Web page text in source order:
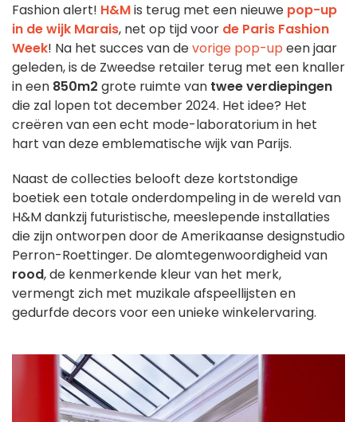
Fashion alert! H&Mis terug met een nieuwe pop-up
in de wijk Marais, net op tijd voor de Paris Fashion
Week! Na het succes van devorige pop-up een jaar
geleden, is de Zweedse retailer terug met een knaller
in een 850m2 grote ruimte van twee verdiepingen
die zal lopen tot december 2024. Het idee? Het
creëren van een echt mode-laboratorium in het
hart van deze emblematische wijk van Parijs.
Naast de collecties belooft deze kortstondige
boetiek een totale onderdompeling in de wereld van
H&M dankzij futuristische, meeslepende installaties
die zijn ontworpen door de Amerikaanse designstudio
Perron-Roettinger. De alomtegenwoordigheid van
rood, de kenmerkende kleur van het merk,
vermengt zich met muzikale afspeellijsten en
gedurfde decors voor een unieke winkelervaring.